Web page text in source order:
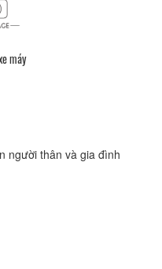
máy
người thân và gia đình